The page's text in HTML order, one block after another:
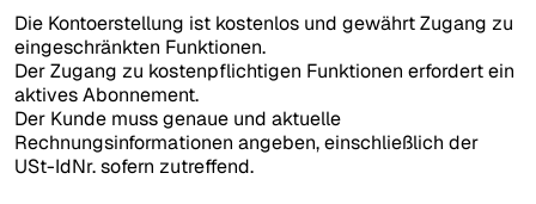
Die Kontoerstellung ist kostenlos und gewährt Zugang zu
eingeschränkten Funktionen.
Der Zugang zu kostenpflichtigen Funktionen erfordert ein
aktives Abonnement.
Der Kunde muss genaue und aktuelle
Rechnungsinformationen angeben, einschließlich der
USt-IdNr. sofern zutreffend.